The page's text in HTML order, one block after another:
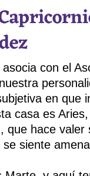
con el
en que
casa es
que hace
siente